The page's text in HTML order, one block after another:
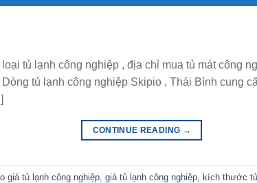
tủ lạnh công nghiệp , địa chỉ mua tủ mát công
tủ lạnh công nghiệp Skipio , Thái Bình cung
CONTINUE READING →
giá tủ lạnh công nghiệp giá tủ lạnh công nghiệp kích thước